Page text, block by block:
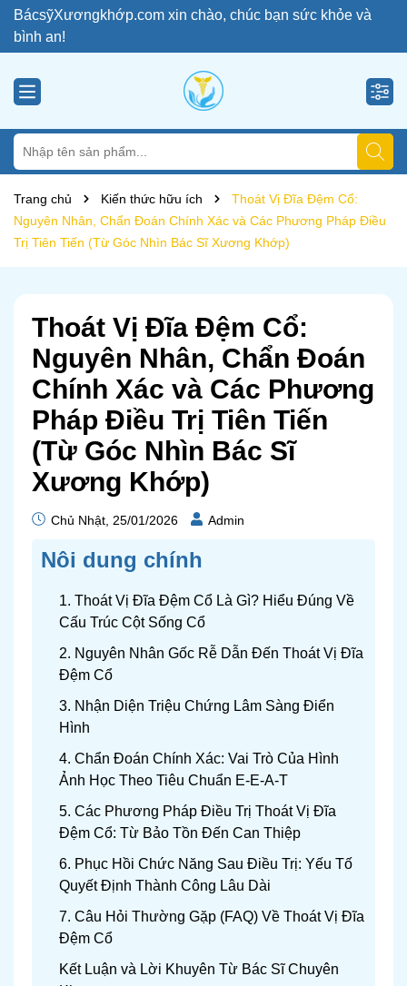
BácsỹXươngkhớp.com xin chào, chúc bạn sức khỏe và
bình an!
Trang chủ Kiến thức hữu ích
Thoát Vị Đĩa Đệm Cổ:
Nguyên Nhân, Chẩn Đoán Chính Xác và Các Phương Pháp Điều
Trị Tiên Tiến (Từ Góc Nhìn Bác Sĩ Xương Khớp)
Thoát Vị Đĩa Đệm Cổ:
Nguyên Nhân, Chẩn Đoán
Chính Xác và Các Phương
Pháp Điều Trị Tiên Tiến
(Từ Góc Nhìn Bác Sĩ
Xương Khớp)
Chủ Nhật, 25/01/2026 Admin
Nôi dung chính
1. Thoát Vị Đĩa Đệm Cổ Là Gì? Hiểu Đúng Về
Cấu Trúc Cột Sống Cổ
2. Nguyên Nhân Gốc Rễ Dẫn Đến Thoát Vị Đĩa
Đệm Cổ
3. Nhận Diện Triệu Chứng Lâm Sàng Điển
Hình
4. Chẩn Đoán Chính Xác: Vai Trò Của Hình
Ảnh Học Theo Tiêu Chuẩn E-E-A-T
5. Các Phương Pháp Điều Trị Thoát Vị Đĩa
Đệm Cổ: Từ Bảo Tồn Đến Can Thiệp
6. Phục Hồi Chức Năng Sau Điều Trị: Yếu Tố
Quyết Định Thành Công Lâu Dài
7. Câu Hỏi Thường Gặp (FAQ) Về Thoát Vị Đĩa
Đệm Cổ
Kết Luận và Lời Khuyên Từ Bác Sĩ Chuyên